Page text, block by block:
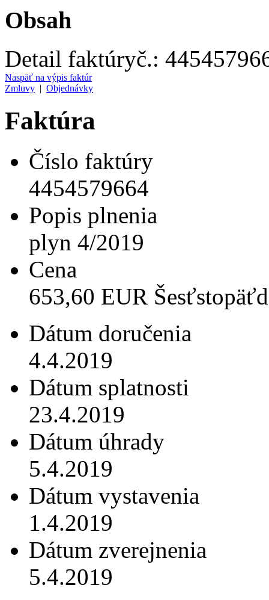
Obsah
Detail faktúryč.:
Naspäť na výpis faktúr
Zmluvy | Objednávky
Faktúra
Číslo faktúry
4454579664
Popis plnenia
plyn 4/2019
Cena
653,60 EUR
Dátum doručenia
4.4.2019
Dátum splatnosti
23.4.2019
Dátum úhrady
5.4.2019
Dátum vystavenia
1.4.2019
Dátum zverejnenia
5.4.2019